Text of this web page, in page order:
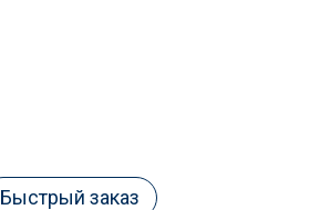
Быстрый заказ